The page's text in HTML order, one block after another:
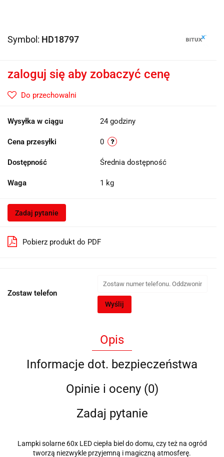
Symbol: HD18797
zaloguj się aby zobaczyć cenę
Do przechowalni
Wysyłka w ciągu 24 godziny
Cena przesyłki 0
Dostępność Średnia dostępność
Waga 1 kg
Zadaj pytanie
Pobierz produkt do PDF
Zostaw telefon
Wyślij
Opis
Informacje dot. bezpieczeństwa
Opinie i oceny (0)
Zadaj pytanie
Lampki solarne 60x LED ciepła biel do domu, czy też na ogród
tworzą niezwykle przyjemną i magiczną atmosferę.